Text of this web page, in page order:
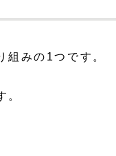
組みの1つです。
。